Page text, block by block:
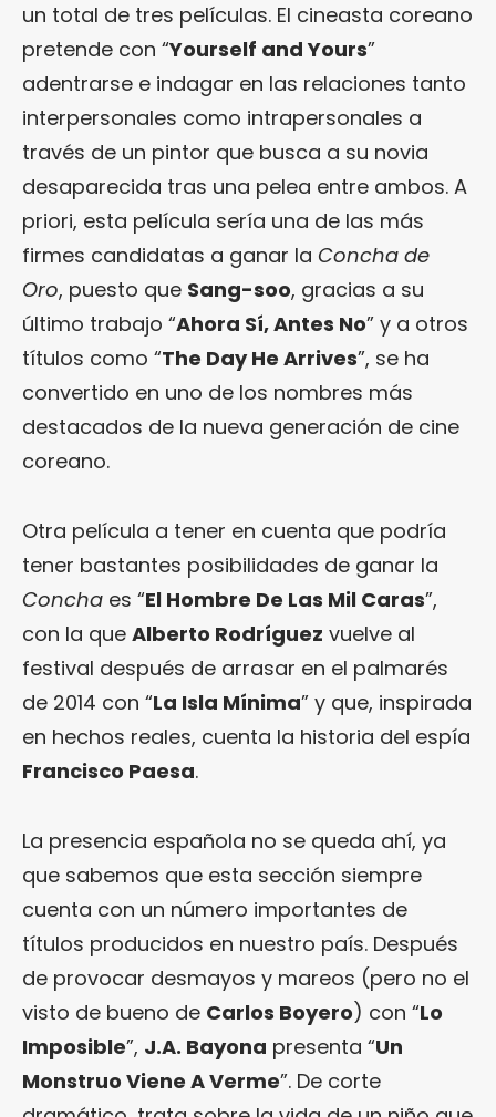
un total de tres películas. El cineasta coreano
pretende con “Yourself and Yours”
adentrarse e indagar en las relaciones tanto
interpersonales como intrapersonales a
través de un pintor que busca a su novia
desaparecida tras una pelea entre ambos. A
priori, esta película sería una de las más
firmes candidatas a ganar la Concha de
Oro, puesto que Sang-soo, gracias a su
último trabajo “Ahora Sí, Antes No” y a otros
títulos como “The Day He Arrives”, se ha
convertido en uno de los nombres más
destacados de la nueva generación de cine
coreano.
Otra película a tener en cuenta que podría
tener bastantes posibilidades de ganar la
Concha es “El Hombre De Las Mil Caras”,
con la que Alberto Rodríguez vuelve al
festival después de arrasar en el palmarés
de 2014 con “La Isla Mínima” y que, inspirada
en hechos reales, cuenta la historia del espía
Francisco Paesa.
La presencia española no se queda ahí, ya
que sabemos que esta sección siempre
cuenta con un número importantes de
títulos producidos en nuestro país. Después
de provocar desmayos y mareos (pero no el
visto de bueno de Carlos Boyero) con “Lo
Imposible”, J.A. Bayona presenta “Un
Monstruo Viene A Verme”. De corte